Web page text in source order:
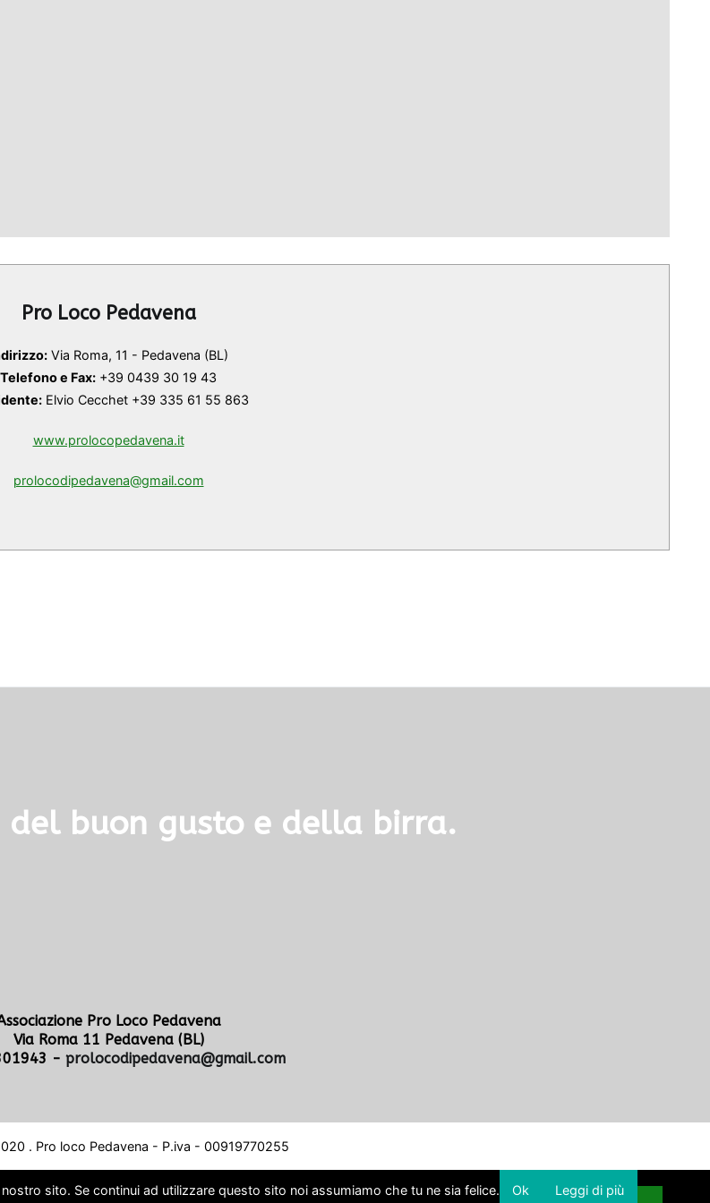
Pro Loco Pedavena
Via Roma, 11 - Pedavena (BL)
Telefono e Fax: +39 0439 30 19 43
Elvio Cecchet +39 335 61 55 863
www.prolocopedavena.it
prolocodipedavena@gmail.com
del buon gusto e della birra.
Pro Loco Pedavena
Via Roma 11 Pedavena (BL)
- prolocodipedavena@gmail.com
. Pro loco Pedavena - P.iva - 00919770255
sito. Se continui ad utilizzare questo sito noi assumiamo che tu ne sia felice. Ok Leggi di più